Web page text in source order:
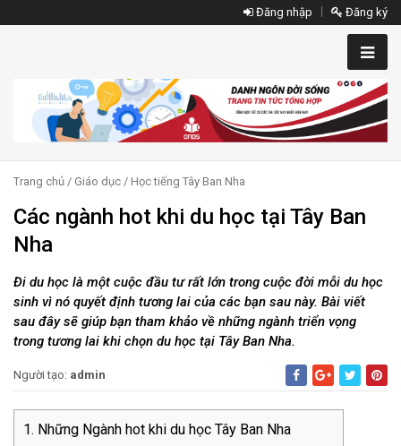
Đăng nhập Đăng ký
Trang chủ / Giáo dục / Học tiếng Tây Ban Nha
Các ngành hot khi du học tại Tây Ban
Nha
Đi du học là một cuộc đầu tư rất lớn trong cuộc đời mỗi du học
sinh vì nó quyết định tương lai của các bạn sau này. Bài viết
sau đây sẽ giúp bạn tham khảo về những ngành triển vọng
trong tương lai khi chọn du học tại Tây Ban Nha.
Người tạo: admin
Những Ngành hot khi du học Tây Ban Nha